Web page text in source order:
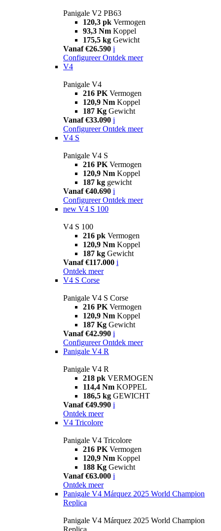
Panigale V2 PB63
120,3 pk Vermogen
93,3 Nm Koppel
175,5 kg Gewicht
Vanaf €26.590 i
Configureer Ontdek meer
V4
Panigale V4
216 PK Vermogen
120,9 Nm Koppel
187 Kg Gewicht
Vanaf €33.090 i
Configureer Ontdek meer
V4 S
Panigale V4 S
216 PK Vermogen
120,9 Nm Koppel
187 kg gewicht
Vanaf €40.690 i
Configureer Ontdek meer
new V4 S 100
V4 S 100
216 pk Vermogen
120,9 Nm Koppel
187 kg Gewicht
Vanaf €117.000 i
Ontdek meer
V4 S Corse
Panigale V4 S Corse
216 PK Vermogen
120,9 Nm Koppel
187 Kg Gewicht
Vanaf €42.990 i
Configureer Ontdek meer
Panigale V4 R
Panigale V4 R
218 pk VERMOGEN
114,4 Nm KOPPEL
186,5 kg GEWICHT
Vanaf €49.990 i
Ontdek meer
V4 Tricolore
Panigale V4 Tricolore
216 PK Vermogen
120,9 Nm Koppel
188 Kg Gewicht
Vanaf €63.000 i
Ontdek meer
Panigale V4 Márquez 2025 World Champion
Replica
Panigale V4 Márquez 2025 World Champion
Replica